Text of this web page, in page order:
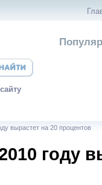
вырастет на 20 процентов
году